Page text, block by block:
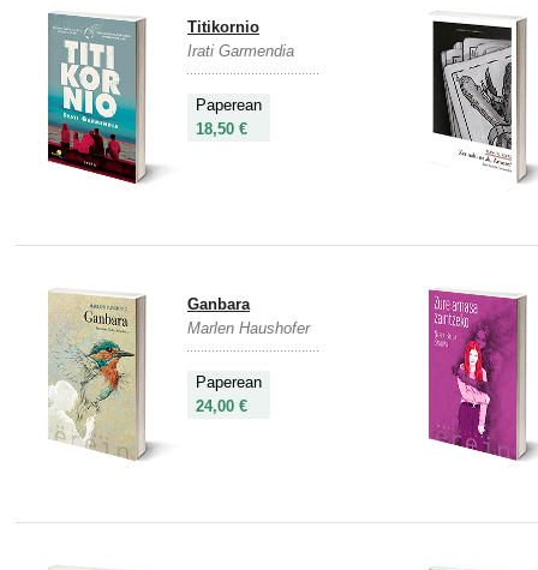
Titikornio
Irati Garmendia
Paperean
18,50 €
Ganbara
Marlen Haushofer
Paperean
24,00 €